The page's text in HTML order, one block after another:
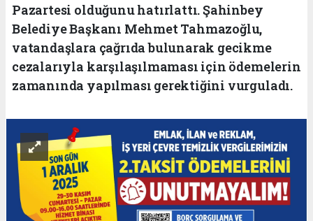
Pazartesi olduğunu hatırlattı. Şahinbey
Belediye Başkanı Mehmet Tahmazoğlu,
vatandaşlara çağrıda bulunarak gecikme
cezalarıyla karşılaşılmaması için ödemelerin
zamanında yapılması gerektiğini vurguladı.